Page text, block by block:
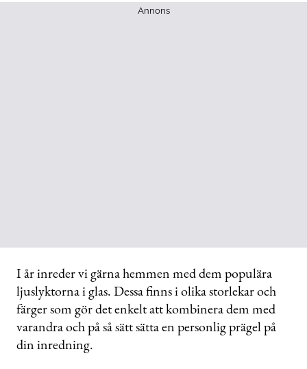
Annons
I år inreder vi gärna hemmen med dem populära
ljuslyktorna i glas. Dessa finns i olika storlekar och
färger som gör det enkelt att kombinera dem med
varandra och på så sätt sätta en personlig prägel på
din inredning.